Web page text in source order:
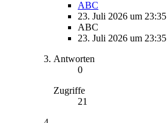
ABC
23. Juli 2026 um 23:35
ABC
23. Juli 2026 um 23:35
Antworten
0
Zugriffe
21